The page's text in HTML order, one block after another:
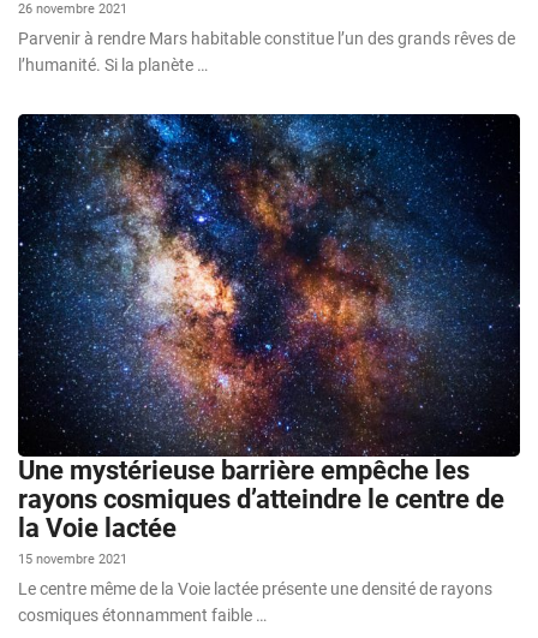
26 novembre 2021
Parvenir à rendre Mars habitable constitue l’un des grands rêves de
l’humanité. Si la planète …
Une mystérieuse barrière empêche les
rayons cosmiques d’atteindre le centre de
la Voie lactée
15 novembre 2021
Le centre même de la Voie lactée présente une densité de rayons
cosmiques étonnamment faible …